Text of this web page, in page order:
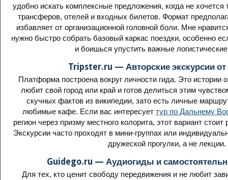
удобно искать комплексные предложения, когда не хочется
трансферов, отелей и входных билетов. Формат
избавляет от организационной головной боли. Мне
нужно быстро собрать базовый каркас поездки, особенно
и боишься упустить важные
Tripster.ru — Авторские экскурсии
Платформа построена вокруг личности гида. Это истории
любит свой город или край и готов делиться этим
скучных фактов из википедии, зато есть личные
любимые кафе. Если вас интересует тур по Дальнему
регион через призму местного колорита, этот вариант
Экскурсии часто проходят в мини-группах или
дружеской прогулки, а не лекции.
Guidego.ru — Аудиогиды и
Для тех, кто ценит свободу передвижения и не любит